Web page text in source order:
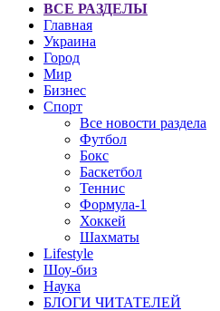
ВСЕ РАЗДЕЛЫ
Главная
Украина
Город
Мир
Бизнес
Спорт
Все новости раздела
Футбол
Бокс
Баскетбол
Теннис
Формула-1
Хоккей
Шахматы
Lifestyle
Шоу-биз
Наука
БЛОГИ ЧИТАТЕЛЕЙ